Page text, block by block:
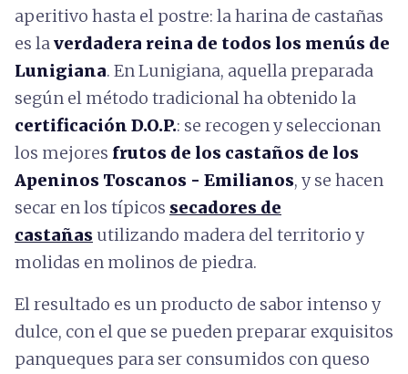
aperitivo hasta el postre: la harina de castañas
es laverdadera reina de todos los menús de
Lunigiana. En Lunigiana, aquella preparada
según el método tradicional ha obtenido la
certificación D.O.P.: se recogen y seleccionan
los mejores frutos de los castaños de los
Apeninos Toscanos - Emilianos, y se hacen
secar en los típicos secadores de
castañas utilizando madera del territorio y
molidas en molinos de piedra.
El resultado es un producto de sabor intenso y
dulce, con el que se pueden preparar exquisitos
panqueques para ser consumidos con queso